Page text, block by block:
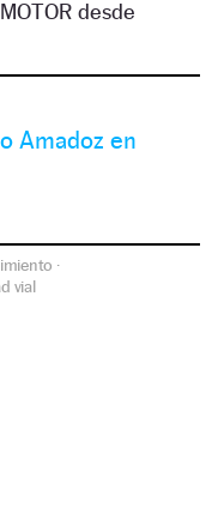
desde
Amadoz en
·
vial